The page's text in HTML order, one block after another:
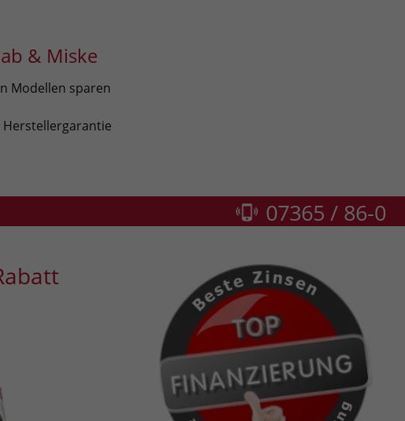
& Miske
Modellen sparen
Herstellergarantie
07365 / 86-0